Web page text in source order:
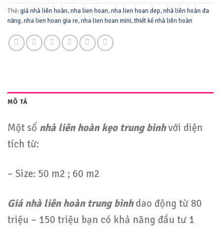
Thẻ:giá nhà liên hoàn,nha lien hoan,nha lien hoan dep,nhà liên hoàn đa
năng,nha lien hoan gia re,nha lien hoan mini,thiết kế nhà liên hoàn
MÔ TẢ
Một số nhà liên hoàn kẹo trung bìnhvới diện
tích từ:
– Size: 50 m2 ; 60 m2
Giá nhà liên hoàn trung bìnhdao động từ 80
triệu – 150 triệu bạn có khả năng đầu tư 1